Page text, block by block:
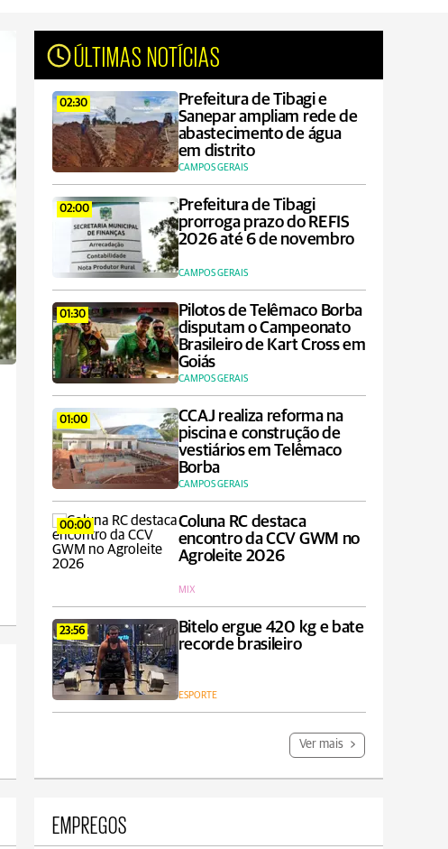
ÚLTIMAS NOTÍCIAS
02:30
Prefeitura de Tibagi e
Sanepar ampliam rede de
abastecimento de água
em distrito
CAMPOS GERAIS
02:00
Prefeitura de Tibagi
prorroga prazo do REFIS
2026 até 6 de novembro
CAMPOS GERAIS
01:30
Pilotos de Telêmaco Borba
disputam o Campeonato
Brasileiro de Kart Cross em
Goiás
CAMPOS GERAIS
01:00
CCAJ realiza reforma na
piscina e construção de
vestiários em Telêmaco
Borba
CAMPOS GERAIS
00:00
Coluna RC destaca
encontro da CCV GWM no
Agroleite 2026
MIX
23:56
Bitelo ergue 420 kg e bate
recorde brasileiro
ESPORTE
Ver mais
EMPREGOS